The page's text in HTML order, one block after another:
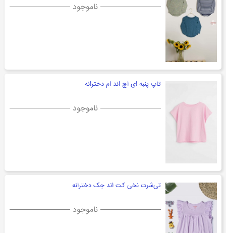
ناموجود
تاپ پنبه ای اچ اند ام دخترانه
ناموجود
تی‌شرت نخی کت اند جک دخترانه
ناموجود